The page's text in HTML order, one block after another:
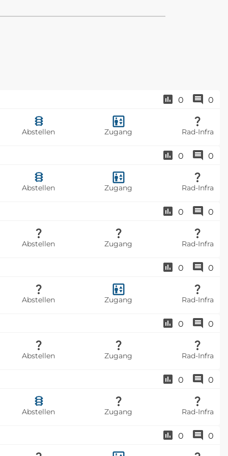
0 0
Abstellen
Zugang Rad-Infra
0 0
Abstellen
Zugang Rad-Infra
0 0
Abstellen Zugang Rad-Infra
0 0
Abstellen
Zugang Rad-Infra
0 0
Abstellen Zugang Rad-Infra
0 0
Abstellen
Zugang Rad-Infra
0 0